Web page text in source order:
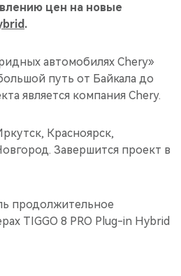
цен на новые
.
автомобилях Chery»
путь от Байкала до
является компания Chery.
Красноярск,
Завершится проект в
продолжительное
TIGGO 8 PRO Plug-in Hybrid